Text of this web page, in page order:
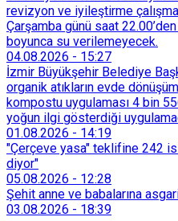
revizyon ve iyileştirme
Çarşamba günü saat
boyunca su verilemeyecek.
04.08.2026 - 15:27
İzmir Büyükşehir Belediye
organik atıkların evde
kompostu uygulaması 4 bin
yoğun ilgi gösterdiği
Tarımsal Hizmetler Dairesi
128 bokaşi kompost eğitimi
sürdürülebilir atık yönetimi
01.08.2026 - 14:19
"Çerçeve yasa" teklifine 242
diyor"
05.08.2026 - 12:28
Şehit anne ve babalarına
03.08.2026 - 18:39